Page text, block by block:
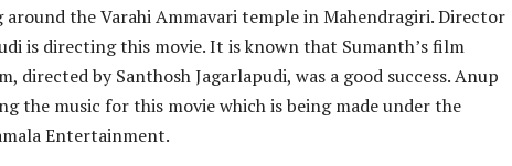
the Varahi Ammavari temple in Mahendragiri. Director
is directing this movie. It is known that Sumanth’s film
directed by Santhosh Jagarlapudi, was a good success. Anup
the music for this movie which is being made under the
Entertainment.